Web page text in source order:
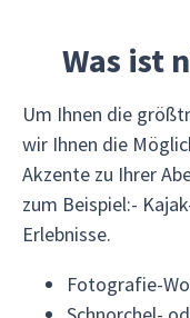
Was ist
Um Ihnen die
wir Ihnen die
Akzente zu Ihrer
zum Beispiel:-
Erlebnisse.
Fotografie-